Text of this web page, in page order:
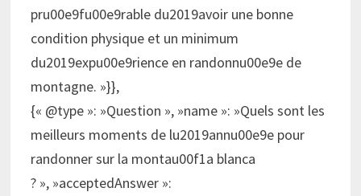
pru00e9fu00e9rable du2019avoir une bonne
condition physique et un minimum
du2019expu00e9rience en randonnu00e9e de
montagne. »}},
{« @type »: »Question », »name »: »Quels sont les
meilleurs moments de lu2019annu00e9e pour
randonner sur la montau00f1a blanca
? », »acceptedAnswer »: